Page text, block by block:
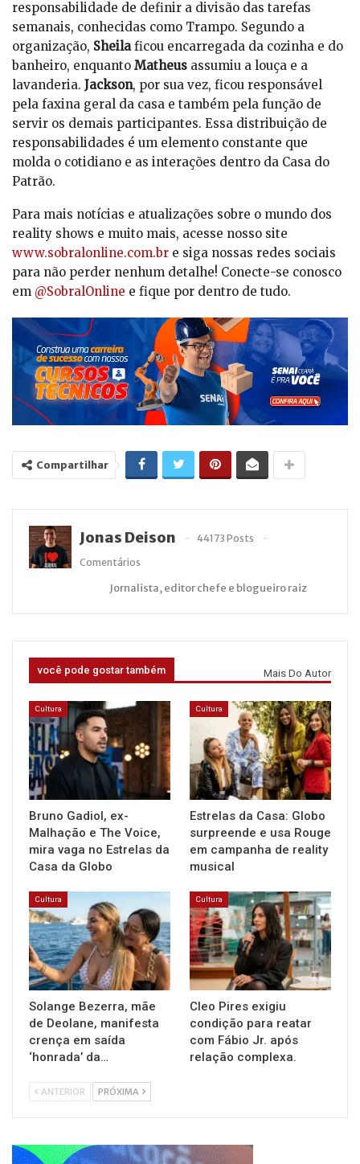
responsabilidade de definir a divisão das tarefas
semanais, conhecidas como Trampo. Segundo a
organização, Sheilaficou encarregada da cozinha e do
banheiro, enquanto Matheus assumiu a louça e a
lavanderia. Jackson, por sua vez, ficou responsável
pela faxina geral da casa e também pela função de
servir os demais participantes. Essa distribuição de
responsabilidades é um elemento constante que
molda o cotidiano e as interações dentro da Casa do
Patrão.
Para mais notícias e atualizações sobre o mundo dos
reality shows e muito mais, acesse nosso site
www.sobralonline.com.br e siga nossas redes sociais
para não perder nenhum detalhe! Conecte-se conosco
em @SobralOnline e fique por dentro de tudo.
Compartilhar
Jonas Deison
44173 Posts
Comentários
Jornalista, editor chefe e blogueiro raiz
você pode gostar também Mais Do Autor
Cultura
Bruno Gadiol, ex-
Malhação e The Voice,
mira vaga no Estrelas da
Casa da Globo
Cultura
Estrelas da Casa: Globo
surpreende e usa Rouge
em campanha de reality
musical
Cultura
Solange Bezerra, mãe
de Deolane, manifesta
crença em saída
‘honrada’ da…
Cultura
Cleo Pires exigiu
condição para reatar
com Fábio Jr. após
relação complexa.
ANTERIOR PRÓXIMA